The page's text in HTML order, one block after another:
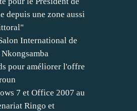
depuis une zone aussi
International de
pour améliorer l'offre
7 et Office 2007 au
Ringo et